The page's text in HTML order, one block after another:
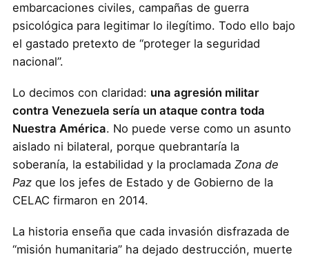
embarcaciones civiles, campañas de guerra
psicológica para legitimar lo ilegítimo. Todo ello bajo
el gastado pretexto de “proteger la seguridad
nacional”.
Lo decimos con claridad: una agresión militar
contra Venezuela sería un ataque contra toda
Nuestra América. No puede verse como un asunto
aislado ni bilateral, porque quebrantaría la
soberanía, la estabilidad y la proclamada Zona de
Pazque los jefes de Estado y de Gobierno de la
CELAC firmaron en 2014.
La historia enseña que cada invasión disfrazada de
“misión humanitaria” ha dejado destrucción, muerte